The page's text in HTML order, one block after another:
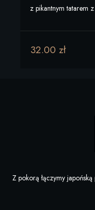
z pikantnym tatarem
32.00 zł
Z pokorą łączymy